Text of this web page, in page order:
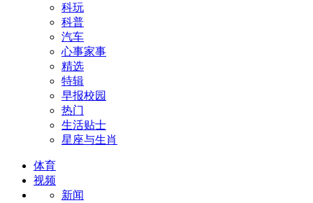
科玩
科普
汽车
心事家事
精选
特辑
早报校园
热门
生活贴士
星座与生肖
体育
视频
新闻